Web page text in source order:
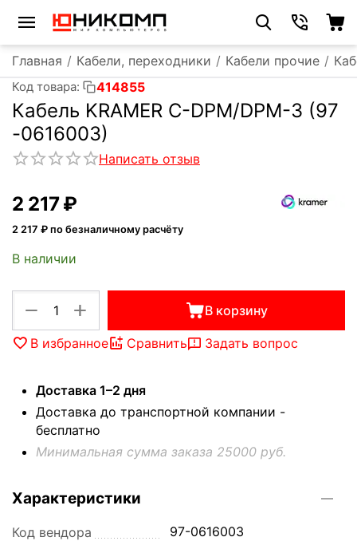
Главная / Кабели, переходники / Кабели прочие /
Код товара: 414855
Кабель KRAMER C-DPM/DPM-3 (97
-0616003)
Написать отзыв
2 217₽
2 217 ₽ по безналичному расчёту
В наличии
+
− В корзину
В избранное Сравнить Задать вопрос
Доставка 1–2 дня
Доставка до транспортной компании -
бесплатно
Минимальная сумма заказа 25000 руб.
Характеристики
Код вендора 97-0616003